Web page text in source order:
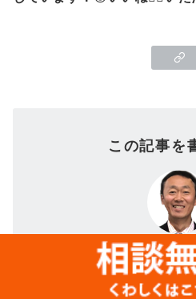
この記事を
髙城 和
家族の皆さんの想いを形にし